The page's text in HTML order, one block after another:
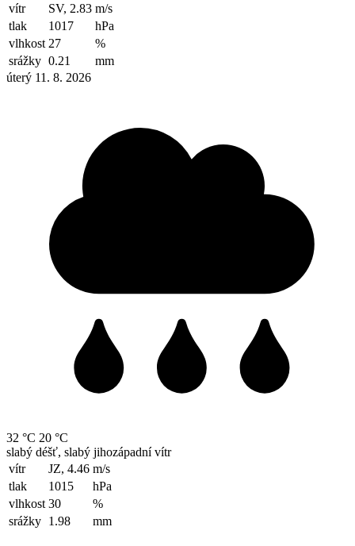
vítr
SV, 2.83 m/s
tlak
1017
hPa
vlhkost 27
%
srážky 0.21
mm
úterý 11. 8. 2026
32 °C 20 °C
slabý déšť, slabý jihozápadní vítr
vítr
JZ, 4.46 m/s
tlak
1015
hPa
vlhkost 30
%
srážky 1.98 mm